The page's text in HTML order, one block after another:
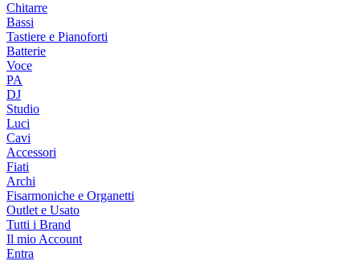
Chitarre
Bassi
Tastiere e Pianoforti
Batterie
Voce
PA
DJ
Studio
Luci
Cavi
Accessori
Fiati
Archi
Fisarmoniche e Organetti
Outlet e Usato
Tutti i Brand
Il mio Account
Entra